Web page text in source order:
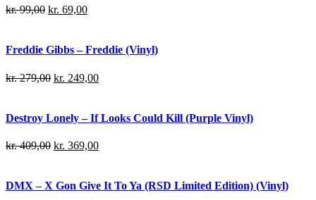
kr.99,00 kr. 69,00
Freddie Gibbs – Freddie (Vinyl)
kr.279,00 kr. 249,00
Destroy Lonely – If Looks Could Kill (Purple Vinyl)
kr.409,00 kr. 369,00
DMX – X Gon Give It To Ya (RSD Limited Edition) (Vinyl)